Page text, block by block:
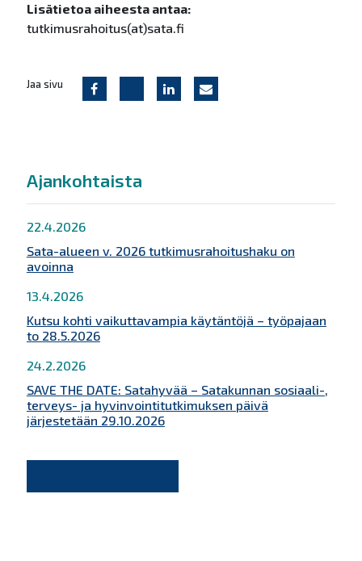
Lisätietoa aiheesta antaa:
tutkimusrahoitus(at)sata.fi
Jaa sivu
Ajankohtaista
22.4.2026
Sata-alueen v. 2026 tutkimusrahoitushaku on
avoinna
13.4.2026
Kutsu kohti vaikuttavampia käytäntöjä – työpajaan
to 28.5.2026
24.2.2026
SAVE THE DATE: Satahyvää – Satakunnan sosiaali-,
terveys- ja hyvinvointitutkimuksen päivä
järjestetään 29.10.2026